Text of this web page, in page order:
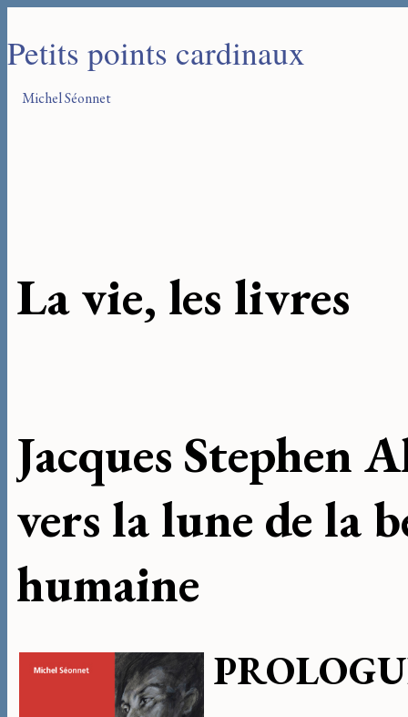
Petits points cardinaux
Michel Séonnet
La vie, les livres
Jacques Stephen
vers la lune de la
humaine